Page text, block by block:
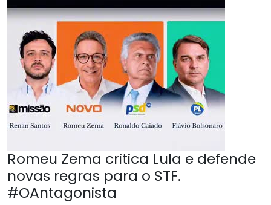
Romeu Zema critica Lula e defende
novas regras para o STF.
#OAntagonista